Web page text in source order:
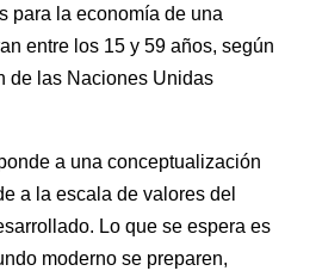
para la economía de una
entre los 15 y 59 años, según
de las Naciones Unidas
a una conceptualización
a la escala de valores del
Lo que se espera es
moderno se preparen,